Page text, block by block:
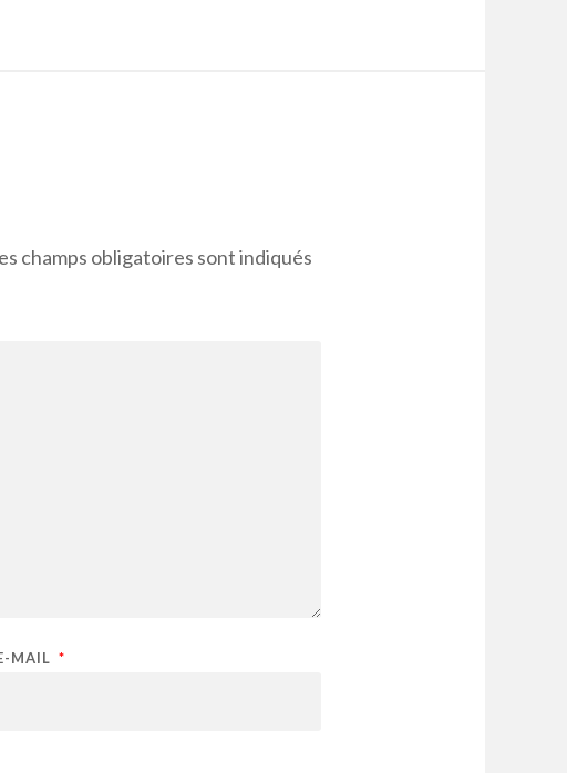
champs obligatoires sont indiqués
MAIL *